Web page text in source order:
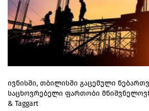
ივნისში, თბილისში გაცემული
საცხოვრებელი ფართობი
& Taggart